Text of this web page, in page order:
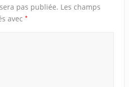
pas publiée. Les champs
avec *